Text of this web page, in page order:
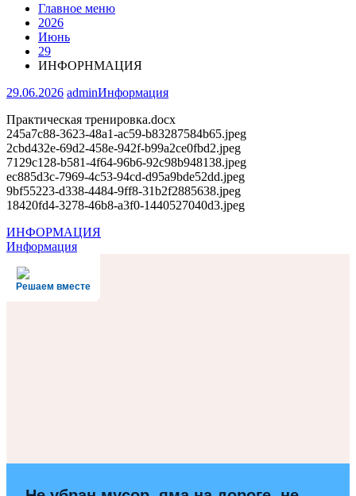
Главное меню
2026
Июнь
29
ИНФОРНМАЦИЯ
29.06.2026 adminИнформация
Практическая тренировка.docx
245a7c88-3623-48a1-ac59-b83287584b65.jpeg
2cbd432e-69d2-458e-942f-b99a2ce0fbd2.jpeg
7129c128-b581-4f64-96b6-92c98b948138.jpeg
ec885d3c-7969-4c53-94cd-d95a9bde52dd.jpeg
9bf55223-d338-4484-9ff8-31b2f2885638.jpeg
18420fd4-3278-46b8-a3f0-1440527040d3.jpeg
Навигация
по
записям
ИНФОРМАЦИЯ
Информация
Решаем вместе